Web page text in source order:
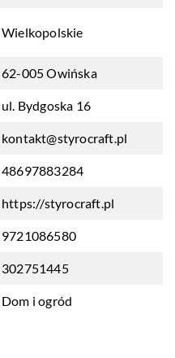
Wielkopolskie
62-005 Owińska
ul. Bydgoska 16
kontakt@styrocraft.pl
48697883284
https://styrocraft.pl
9721086580
302751445
Dom i ogród